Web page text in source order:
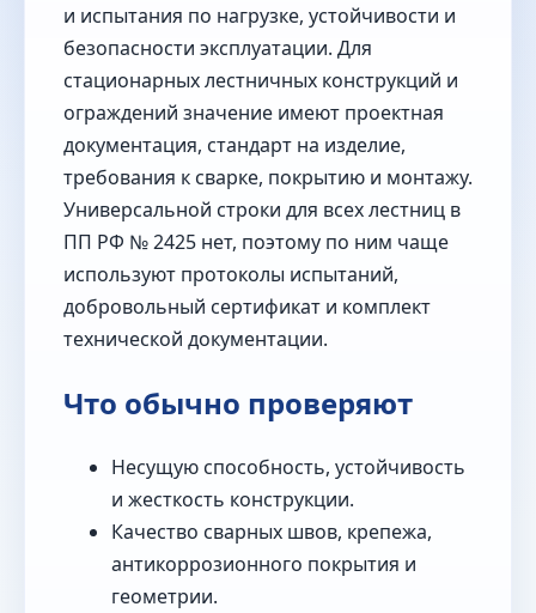
и испытания по нагрузке, устойчивости и
безопасности эксплуатации. Для
стационарных лестничных конструкций и
ограждений значение имеют проектная
документация, стандарт на изделие,
требования к сварке, покрытию и монтажу.
Универсальной строки для всех лестниц в
ПП РФ № 2425 нет, поэтому по ним чаще
используют протоколы испытаний,
добровольный сертификат и комплект
технической документации.
Что обычно проверяют
Несущую способность, устойчивость
и жесткость конструкции.
Качество сварных швов, крепежа,
антикоррозионного покрытия и
геометрии.